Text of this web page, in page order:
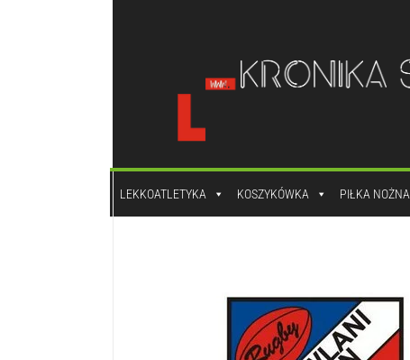
LEKKOATLETYKA KOSZYKÓWKA PIŁKA NOŻNA